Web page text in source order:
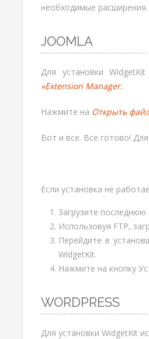
необходимые расширения.
JOOMLA
Для установки
»Extension Manager.
Нажмите на Открыть
Вот и все. Все готово!
Если установка не
Загрузите последнюю
Использовуя FTP,
Перейдите в
WidgetKit.
Нажмите на кнопку
WORDPRESS
Для установки WidgetKit